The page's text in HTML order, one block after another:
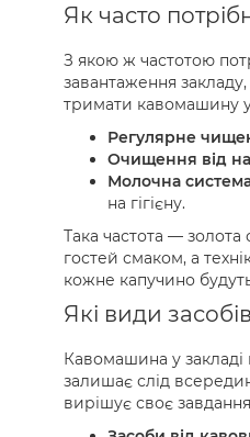
Як часто
З якою ж частотою
завантаження
тримати кавомашину
Регулярне
Очищення від
Молочна
на гігієну.
Така частота —
гостей смаком, а
кожне капучино
Які види
Кавомашина у закладі
залишає слід
вирішує своє